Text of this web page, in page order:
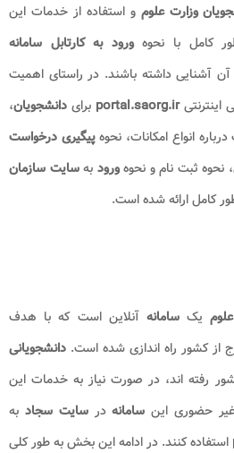
وزارت علومو استفاده از خدمات این
کامل با نحوهورود به کارتابل سامانه
آشنایی داشته باشند. در راستای اهمیت
اینترنتیportal.saorg.ir برای دانشجویان،
انواع امکانات، نحوهپیگیری درخواست
، نحوه ثبت نام و نحوهورود بهسایت سازمان
کامل ارائه شده است.
یکسامانه آنلاین است که با هدف
از کشور راه اندازی شده است. دانشجویانی
رفته اند، در صورت نیاز به خدمات این
غیر حضوری اینسامانهدرسایت سجاد به
استفاده کنند. در ادامه این بخش به طور کلی